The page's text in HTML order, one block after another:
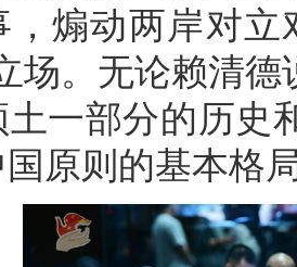
，煽动两岸对
场。无论赖清
土一部分的历史
原则的基本格